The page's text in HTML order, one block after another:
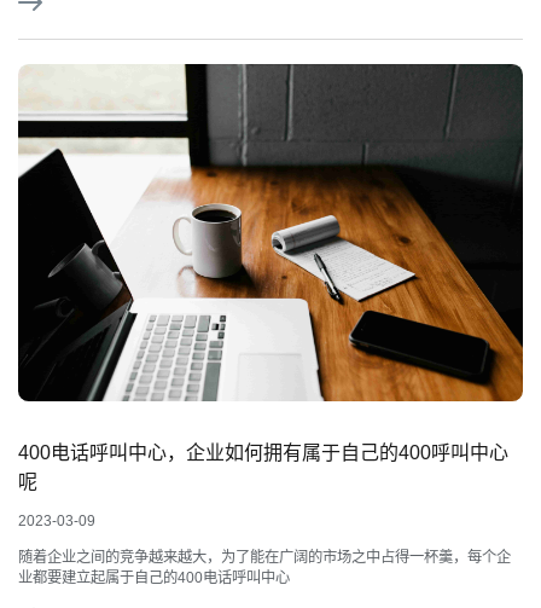
400电话呼叫中心，企业如何拥有属于自己的400呼叫中心
呢
2023-03-09
随着企业之间的竞争越来越大，为了能在广阔的市场之中占得一杯羹，每个企
业都要建立起属于自己的400电话呼叫中心